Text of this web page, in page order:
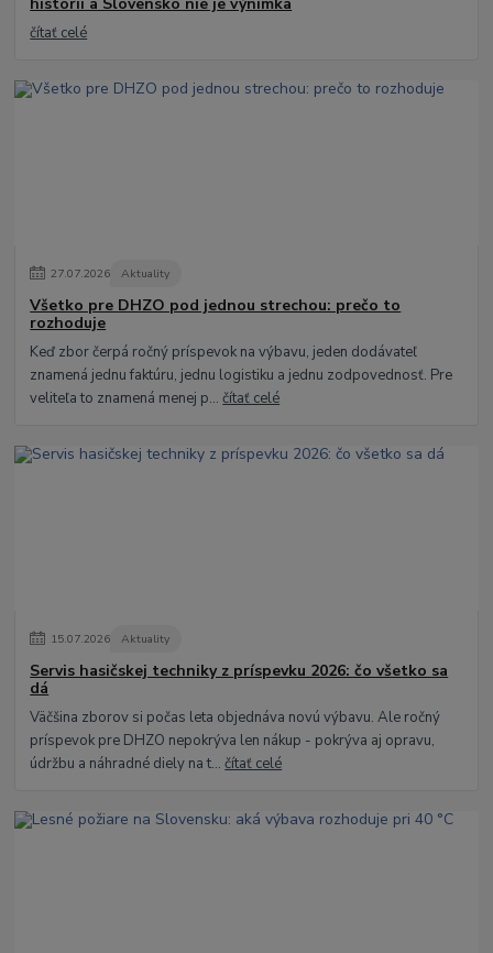
čítať celé
27.07.2026 Aktuality
Všetko pre DHZO pod jednou strechou: prečo to
rozhoduje
Keď zbor čerpá ročný príspevok na výbavu, jeden dodávateľ
znamená jednu faktúru, jednu logistiku a jednu zodpovednosť. Pre
veliteľa to znamená menej p...čítať celé
15.07.2026 Aktuality
Servis hasičskej techniky z príspevku 2026: čo všetko sa
dá
Väčšina zborov si počas leta objednáva novú výbavu. Ale ročný
príspevok pre DHZO nepokrýva len nákup - pokrýva aj opravu,
údržbu a náhradné diely na t...čítať celé